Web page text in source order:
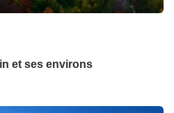
et ses environs